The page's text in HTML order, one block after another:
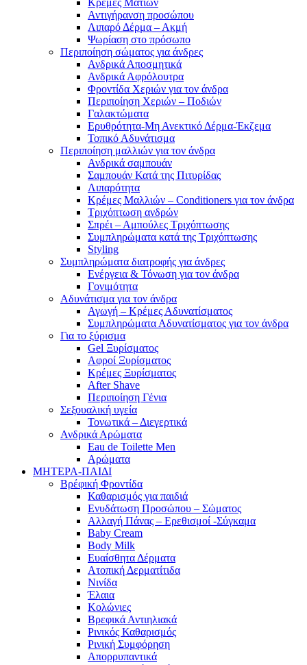
Κρέμες Ματιών
Αντιγήρανση προσώπου
Λιπαρό Δέρμα – Ακμή
Ψωρίαση στο πρόσωπο
Περιποίηση σώματος για άνδρες
Ανδρικά Αποσμητικά
Ανδρικά Αφρόλουτρα
Φροντίδα Χεριών για τον άνδρα
Περιποίηση Χεριών – Ποδιών
Γαλακτώματα
Ερυθρότητα-Μη Ανεκτικό Δέρμα-Έκζεμα
Τοπικό Αδυνάτισμα
Περιποίηση μαλλιών για τον άνδρα
Ανδρικά σαμπουάν
Σαμπουάν Κατά της Πιτυρίδας
Λιπαρότητα
Κρέμες Μαλλιών – Conditioners για τον άνδρα
Τριχόπτωση ανδρών
Σπρέι – Αμπούλες Τριχόπτωσης
Συμπληρώματα κατά της Τριχόπτωσης
Styling
Συμπληρώματα διατροφής για άνδρες
Ενέργεια & Τόνωση για τον άνδρα
Γονιμότητα
Αδυνάτισμα για τον άνδρα
Αγωγή – Κρέμες Αδυνατίσματος
Συμπληρώματα Αδυνατίσματος για τον άνδρα
Για το ξύρισμα
Gel Ξυρίσματος
Αφροί Ξυρίσματος
Κρέμες Ξυρίσματος
After Shave
Περιποίηση Γένια
Σεξουαλική υγεία
Τονωτικά – Διεγερτικά
Ανδρικά Αρώματα
Eau de Toilette Men
Αρώματα
ΜΗΤΕΡΑ-ΠΑΙΔΙ
Βρέφική Φροντίδα
Καθαρισμός για παιδιά
Ενυδάτωση Προσώπου – Σώματος
Αλλαγή Πάνας – Ερεθισμοί -Σύγκαμα
Baby Cream
Body Milk
Ευαίσθητα Δέρματα
Ατοπική Δερματίτιδα
Νινίδα
Έλαια
Κολώνιες
Βρεφικά Αντιηλιακά
Ρινικός Καθαρισμός
Ρινική Συμφόρηση
Απορρυπαντικά